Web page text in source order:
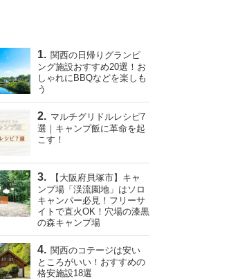
関西の日帰りグランピ
ング施設おすすめ20選！お
しゃれにBBQなどを楽しも
う
マルチグリドルレシピ7
選｜キャンプ飯に革命を起
こす！
【大阪府貝塚市】キャ
ンプ場「渓流園地」はソロ
キャンパー必見！フリーサ
イトで直火OK！穴場の漆黒
の森キャンプ場
関西のコテージは安い
ところがいい！おすすめの
格安施設18選